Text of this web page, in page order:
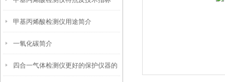
甲基丙烯酸检测仪用途简介
一氧化碳简介
四合一气体检测仪更好的保护仪器的